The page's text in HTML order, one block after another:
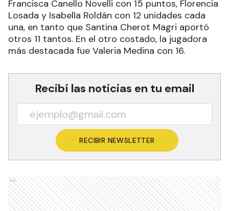
Francisca Canello Novelli con 15 puntos, Florencia
Losada y Isabella Roldán con 12 unidades cada
una, en tanto que Santina Cherot Magri aportó
otros 11 tantos. En el otro costado, la jugadora
más destacada fue Valeria Medina con 16.
Recibí las noticias en tu email
RECIBIR NEWSLETTER
Ads